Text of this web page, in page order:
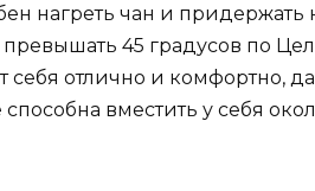
нагреть чан и
45 градусов по
себя отлично и комфортно,
вместить у себя